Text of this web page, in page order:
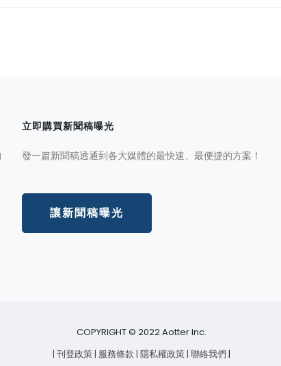
立即購買新聞稿曝光
發一篇新聞稿透通到各大媒體的最快速、最便捷的方案！
讓新聞稿曝光
COPYRIGHT © 2022 Aotter Inc.
| 刊登政策| 服務條款 | 隱私權政策| 聯絡我們 |